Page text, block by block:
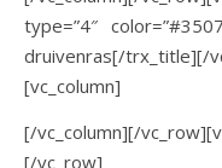
type=”4″
druivenras[/trx_title][/
[vc_column]
[/vc_column][/
[/vc_row]